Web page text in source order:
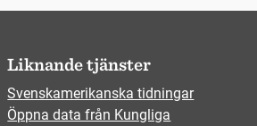
Liknande tjänster
Svenskamerikanska tidningar
Öppna data från Kungliga